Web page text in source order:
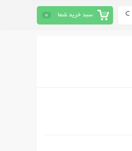
سبد خرید شما 0